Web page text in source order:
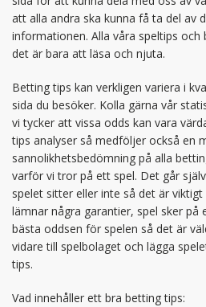
att alla andra ska kunna få ta del av
informationen. Alla våra speltips
det är bara att läsa och njuta.
Betting tips kan verkligen variera i
sida du besöker. Kolla gärna vår
vi tycker att vissa odds kan vara
tips analyser så medföljer också en
sannolikhetsbedömning på alla
varför vi tror på ett spel. Det går
spelet sitter eller inte så det är
lämnar några garantier, spel sker på
bästa oddsen för spelen så det är
vidare till spelbolaget och lägga
tips.
Vad innehåller ett bra betting tips: